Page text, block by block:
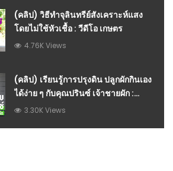
(คลิป) วิธีทำจุลินทรีย์สังเคราะห์แสง
โดยไม่ใช้หัวเชื้อ : วีดีโอ เกษตร
4.76K Views
(คลิป) เรียนรู้การปรุงดิน ปลูกผักกินเอง
ได้ง่าย ๆ กับคุณปรินซ์ เจ้าชายผัก :
วีดีโอ เกษตร
3.30K Views